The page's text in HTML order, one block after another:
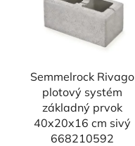
Semmelrock Rivago
plotový systém
základný prvok
40x20x16 cm sivý
668210592